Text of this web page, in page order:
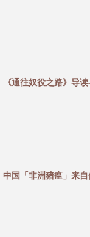
《通往奴役之路》导
中国「非洲猪瘟」来